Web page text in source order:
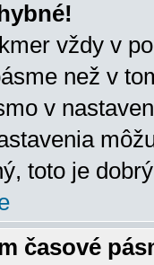
vždy v
než v
v
toto je
časové